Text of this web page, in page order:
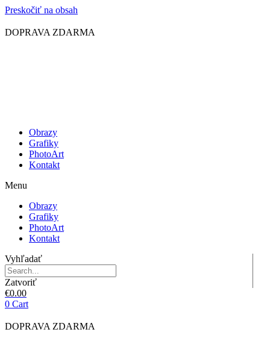
Preskočiť na obsah
DOPRAVA ZDARMA
Obrazy
Grafiky
PhotoArt
Kontakt
Menu
Obrazy
Grafiky
PhotoArt
Kontakt
Vyhľadať
Zatvoriť
€0.00
0 Cart
DOPRAVA ZDARMA